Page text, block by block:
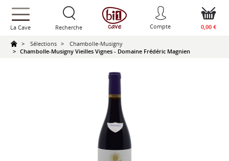
text.skipToContent
text.skipToNavigation
La Cave Recherche Compte 0,00 €
Sélections
Chambolle-Musigny
Chambolle-Musigny Vieilles Vignes - Domaine Frédéric Magnien